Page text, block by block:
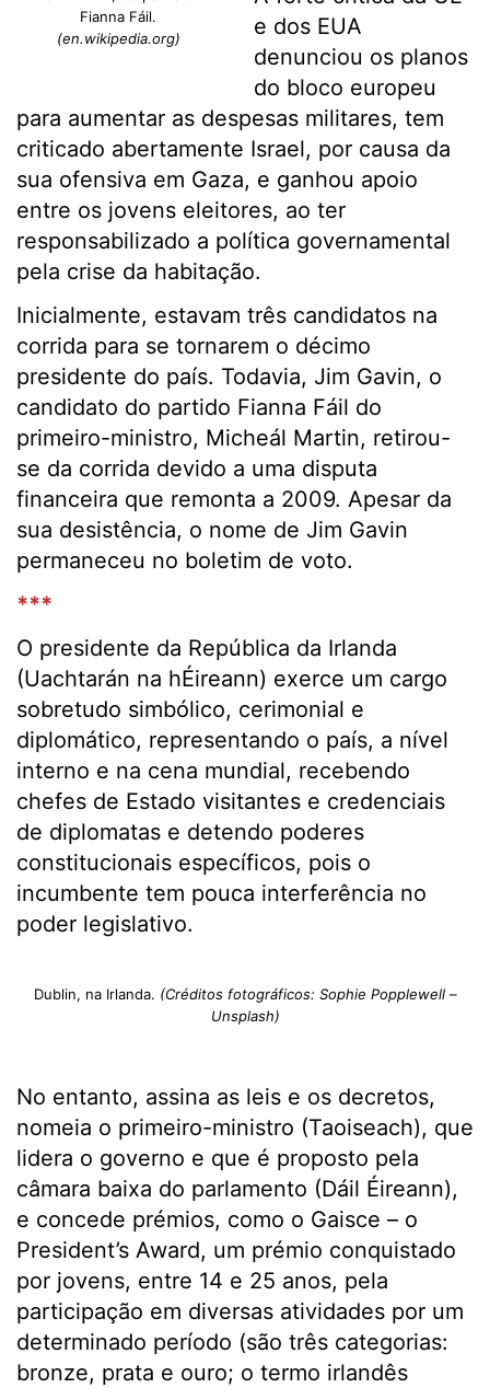
Fianna Fáil.
(en.wikipedia.org)
e dos EUA
denunciou os planos
do bloco europeu
para aumentar as despesas militares, tem
criticado abertamente Israel, por causa da
sua ofensiva em Gaza, e ganhou apoio
entre os jovens eleitores, ao ter
responsabilizado a política governamental
pela crise da habitação.
Inicialmente, estavam três candidatos na
corrida para se tornarem o décimo
presidente do país. Todavia, Jim Gavin, o
candidato do partido Fianna Fáil do
primeiro-ministro, Micheál Martin, retirou-
se da corrida devido a uma disputa
financeira que remonta a 2009. Apesar da
sua desistência, o nome de Jim Gavin
permaneceu no boletim de voto.
***
O presidente da República da Irlanda
(Uachtarán na hÉireann) exerce um cargo
sobretudo simbólico, cerimonial e
diplomático, representando o país, a nível
interno e na cena mundial, recebendo
chefes de Estado visitantes e credenciais
de diplomatas e detendo poderes
constitucionais específicos, pois o
incumbente tem pouca interferência no
poder legislativo.
Dublin, na Irlanda. (Créditos fotográficos: Sophie Popplewell –
Unsplash)
No entanto, assina as leis e os decretos,
nomeia o primeiro-ministro (Taoiseach), que
lidera o governo e que é proposto pela
câmara baixa do parlamento (Dáil Éireann),
e concede prémios, como o Gaisce – o
President’s Award, um prémio conquistado
por jovens, entre 14 e 25 anos, pela
participação em diversas atividades por um
determinado período (são três categorias:
bronze, prata e ouro; o termo irlandês